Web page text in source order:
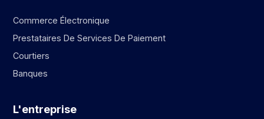
Commerce Électronique
Prestataires De Services De Paiement
Courtiers
Banques
L'entreprise